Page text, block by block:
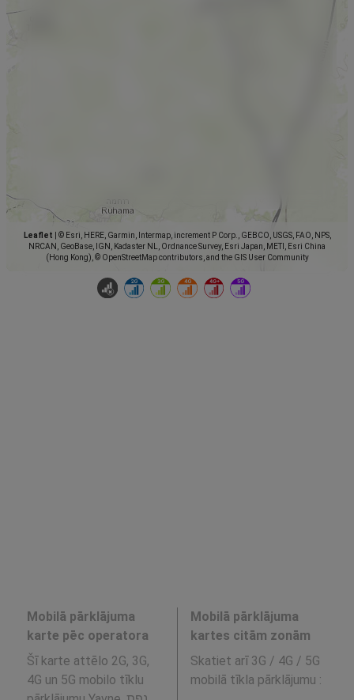
Leaflet
© Esri, HERE, Garmin, Intermap, increment P Corp., GEBCO, USGS, FAO, NPS,
NRCAN, GeoBase, IGN, Kadaster NL, Ordnance Survey, Esri Japan, METI, Esri China
(Hong Kong), © OpenStreetMap contributors, and the GIS User Community
Mobilā pārklājuma
karte pēc operatora
Šī karte attēlo 2G, 3G,
4G un 5G mobilo tīklu
Mobilā pārklājuma
kartes citām zonām
Skatiet arī 3G / 4G / 5G
mobilā tīkla pārklājumu :